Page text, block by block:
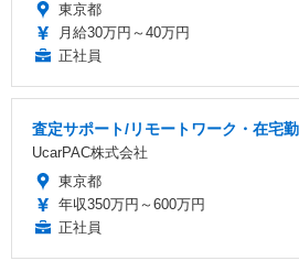
東京都
月給30万円～40万円
正社員
査定サポート/リモートワーク・在宅
UcarPAC株式会社
東京都
年収350万円～600万円
正社員